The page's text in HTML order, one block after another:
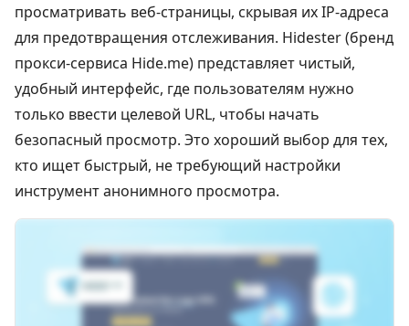
просматривать веб-страницы, скрывая их IP-адреса
для предотвращения отслеживания. Hidester (бренд
прокси-сервиса Hide.me) представляет чистый,
удобный интерфейс, где пользователям нужно
только ввести целевой URL, чтобы начать
безопасный просмотр. Это хороший выбор для тех,
кто ищет быстрый, не требующий настройки
инструмент анонимного просмотра.